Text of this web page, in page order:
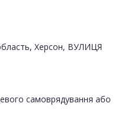
Херсон, ВУЛИЦЯ
самоврядування або